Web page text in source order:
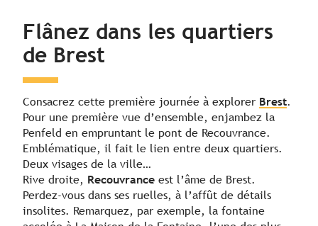
Flânez dans les quartiers
de Brest
Consacrez cette première journée à explorer Brest.
Pour une première vue d’ensemble, enjambez la
Penfeld en empruntant le pont de Recouvrance.
Emblématique, il fait le lien entre deux quartiers.
Deux visages de la ville…
Rive droite, Recouvrance est l’âme de Brest.
Perdez-vous dans ses ruelles, à l’affût de détails
insolites. Remarquez, par exemple, la fontaine